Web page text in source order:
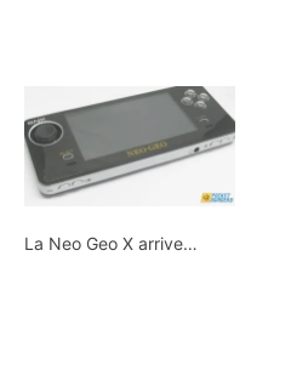
La Neo Geo X arrive…